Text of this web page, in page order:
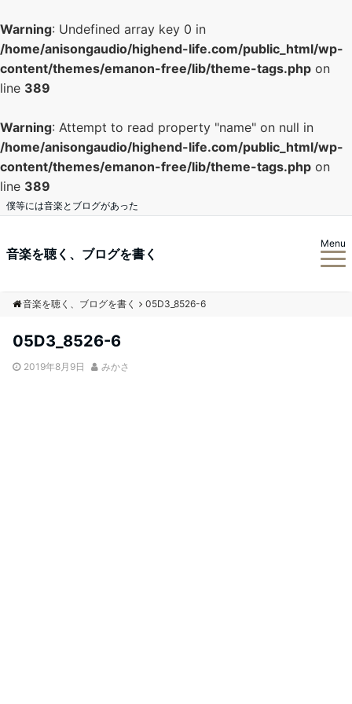
Warning: Undefined array key 0 in
/home/anisongaudio/highend-life.com/public_html/wp-
content/themes/emanon-free/lib/theme-tags.php on
line 389
Warning: Attempt to read property "name" on null in
/home/anisongaudio/highend-life.com/public_html/wp-
content/themes/emanon-free/lib/theme-tags.php on
line 389
僕等には音楽とブログがあった
音楽を聴く、ブログを書く
Menu
音楽を聴く、ブログを書く 05D3_8526-6
05D3_8526-6
2019年8月9日 みかさ